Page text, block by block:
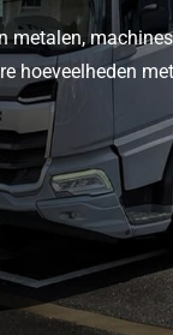
metalen,
hoeveelheden